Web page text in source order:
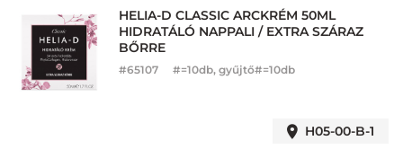
HELIA-D CLASSIC ARCKRÉM 50ML
HIDRATÁLÓ NAPPALI / EXTRA SZÁRAZ
BŐRRE
#65107 #=10db, gyűjtő#=10db
H05-00-B-1